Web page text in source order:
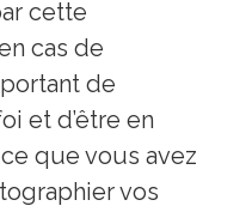
cette
cas de
de
et d’être en
que vous avez
vos